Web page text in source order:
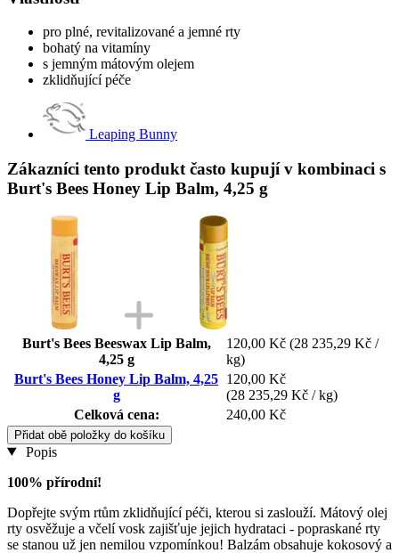
pro plné, revitalizované a jemné rty
bohatý na vitamíny
s jemným mátovým olejem
zklidňující péče
Leaping Bunny
Zákazníci tento produkt často kupují v kombinaci s
Burt's Bees Honey Lip Balm, 4,25 g
Burt's Bees Beeswax Lip Balm,
4,25 g
120,00 Kč (28 235,29 Kč /
kg)
Burt's Bees Honey Lip Balm, 4,25
g
120,00 Kč
(28 235,29 Kč / kg)
Celková cena:
240,00 Kč
Přidat obě položky do košíku
Popis
100% přírodní!
Dopřejte svým rtům zklidňující péči, kterou si zaslouží. Mátový olej
rty osvěžuje a včelí vosk zajišťuje jejich hydrataci - popraskané rty
se stanou už jen nemilou vzpomínkou! Balzám obsahuje kokosový a